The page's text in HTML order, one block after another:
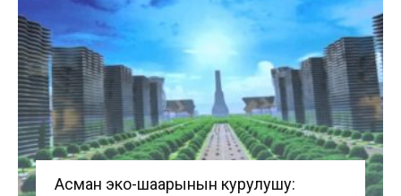
Асман эко-шаарынын курулушу: